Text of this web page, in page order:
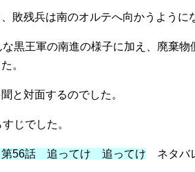
敗残兵は南のオルテへ向かうように
黒王軍の南進の様子に加え、廃棄
。
と対面するのでした。
じでした。
第56話 追ってけ 追ってけ ネタバ